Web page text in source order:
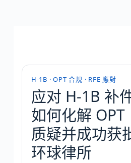
H-1B · OPT 合規 · RFE 應對
应对 H-1B 补
如何化解 OPT
质疑并成功获
环球律所